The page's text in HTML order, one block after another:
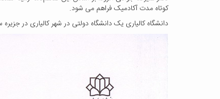
کوتاه مدت آکادمیک فراهم می شود.
دانشگاه کالیاری یک دانشگاه دولتی در شهر کالیاری در جزیره ساردینیای ایتالیاست. این دانشگاه که